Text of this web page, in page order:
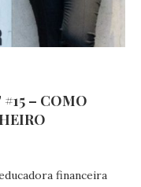
– COMO
financeira